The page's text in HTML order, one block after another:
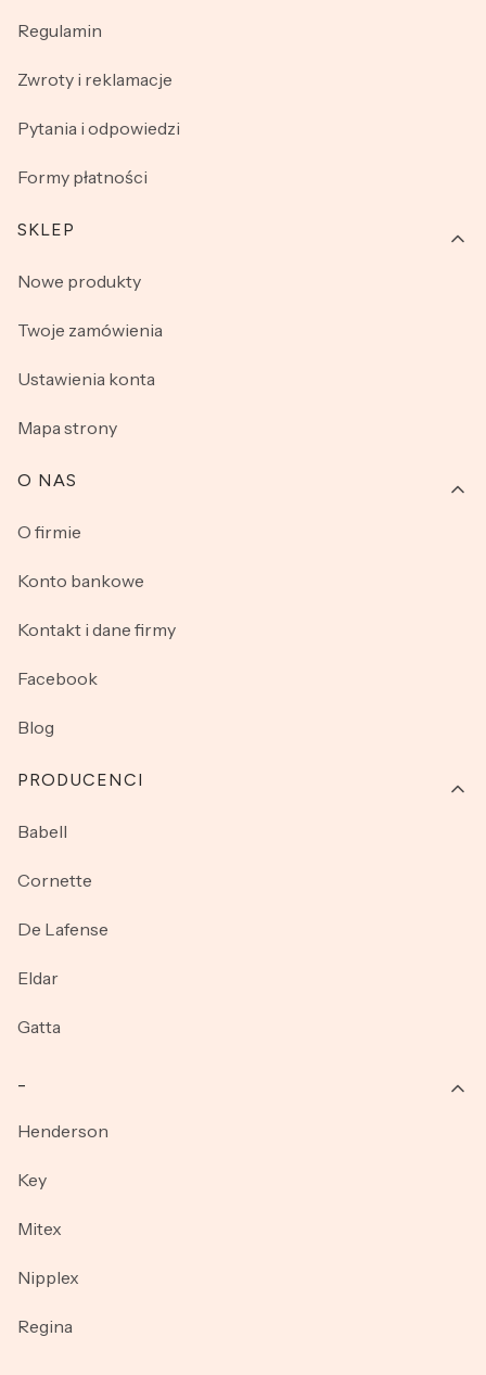
Regulamin
Zwroty i reklamacje
Pytania i odpowiedzi
Formy płatności
SKLEP
Nowe produkty
Twoje zamówienia
Ustawienia konta
Mapa strony
O NAS
O firmie
Konto bankowe
Kontakt i dane firmy
Facebook
Blog
PRODUCENCI
Babell
Cornette
De Lafense
Eldar
Gatta
Henderson
Key
Mitex
Nipplex
Regina